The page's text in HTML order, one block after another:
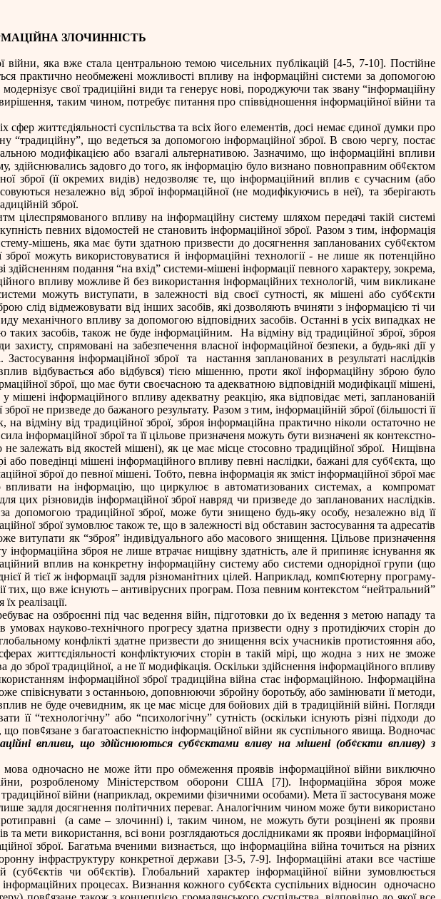
ЗЛОЧИННІСТЬ
війни, яка вже стала центральноютемою чисельних публікацій [4-5, 7-10]. Постійне
практично необмежені можливості впливу на інформаційні системи за допомогою
свої традиційні види та генерує нові, породжуючи так звану “інформаційну
таким чином, потребує питання про співвідношення інформаційної війни та
життєдіяльності суспільства та всіх його елементів, досі немає єдиної думки про
“традиційну”, що ведеться за допомогою інформаційної зброї. В свою чергу, постає
модифікацією або взагалі альтернативою. Зазначимо, що інформаційні впливи
здійснювались задовго до того, як інформацію було визнано повноправним об¢єктом
зброї (її окремих видів) недозволяє те, що інформаційний вплив є сучасним (або
незалежно від зброї інформаційної (не модифікуючись в неї), та зберігають
зброї.
цілеспрямованого впливу на інформаційну систему шляхом передачі такій системі
певних відомостей не становить інформаційної зброї. Разом з тим, інформація
мішень, яка має бути здатною призвести до досягнення запланованих суб¢єктом
можуть використовуватися й інформаційні технології - не лише як потенційно
подання “на вхід” системи-мішені інформації певного характеру, зокрема,
впливу можливе й без використання інформаційних технологій, чим викликане
можуть виступати, в залежності від своєї сутності, як мішені або суб¢єкти
слід відмежовувати від інших засобів, які дозволяють вчиняти з інформацією ті чи
механічного впливу за допомогою відповідних засобів. Останні в усіх випадках не
засобів, також не буде інформаційним.
На відміну від традиційної зброї, зброя
спрямовані на забезпечення власної інформаційної безпеки, а будь-які дії у
інформаційної зброї
та
настання запланованих в результаті наслідків
відбувається або відбувся) тією мішенню, проти якої інформаційну зброю було
зброї, що має бути своєчасною та адекватною відповідній модифікації мішені,
мішені інформаційного впливу адекватну реакцію, яка відповідає меті, запланованій
не призведе до бажаного результату. Разом з тим, інформаційній зброї (більшості її
на відміну від традиційної зброї, зброя інформаційна практично ніколи остаточно не
інформаційної зброї та її цільове призначеня можуть бути визначені як контекстно-
залежать від якостей мішені), як це має місце стосовно традиційної зброї.
Нищівна
або поведінці мішені інформаційного впливу певні наслідки, бажані для суб¢єкта, що
зброї до певної мішені. Тобто, певна інформація як зміст інформаційної зброї має
на інформацію, що циркулює в автоматизованих системах, а
компромат
різновидів інформаційної зброї навряд чи призведе до запланованих наслідків.
традиційної зброї, може бути знищено будь-яку особу, незалежно від її
зброї зумовлює також те, що в залежності від обставин застосування та адресатів
витупати як “зброя” індивідуального або масового знищення. Цільове призначення
інформаційна зброя не лише втрачає нищівну здатність, але й припиняє існування як
вплив на конкретну інформаційну систему або системи однорідної групи (що
й тієї ж інформації задля різноманітних цілей. Наприклад, комп¢ютерну програму-
тих, що вже існують – антивірусних програм. Поза певним контекстом “нейтральний”
реалізації.
на озброєнні під час ведення війн, підготовки до їх ведення з метою нападу та
науково-технічного прогресу здатна призвести одну з протидіючих сторін до
конфлікті здатне призвести до знищення всіх учасників протистояння або,
життєдіяльності конфліктуючих сторін в такій мірі, що жодна з них не зможе
зброї традиційної, а не її модифікація. Оскількиздійснення інформаційного впливу
інформаційної зброї традиційна війна стає інформаційною. Інформаційна
співіснувати з останньою, доповнюючи збройну боротьбу, або замінювати її методи,
не буде очевидним, як це має місце для бойових дій в традиційній війні. Погляди
“технологічну” або “психологічну” сутність (оскільки існують різні підходи до
що пов¢язане з багатоаспекністю інформаційної війни як суспільного явища. Водночас
впливи, що здійснюються суб¢єктами вливу на мішені (об¢єкти впливу) з
мова одночасно не може йти про обмеження проявів інформаційної війни виключно
війни, розробленому Міністерством оборони США [7]).Інформаційна зброяможе
війни (наприклад, окремими фізичними особами). Мета її застосуваня може
задля досягнення політичних переваг. Аналогічним чином може бути використано
(а саме – злочинні) і, таким чином, не можуть бути розцінені як прояви
та мети використання, всі вони розглядаються дослідниками як прояви інформаційної
зброї. Багатьма вченими визнається, що інформаційна війна точиться на різних
інфраструктуру конкретної держави [3-5, 7-9]. Інформаційні атаки все частіше
(суб¢єктів чи об¢єктів). Глобальний характер інформаційної війни зумовлюється
інформаційних процесах. Визнання кожного суб¢єкта суспільних відносин
одночасно